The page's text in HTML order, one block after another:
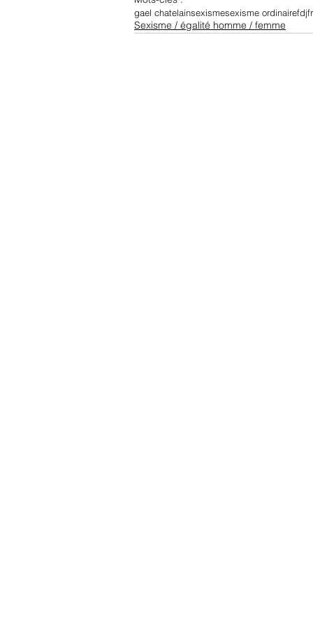
gael chatelainsexismesexisme ordinairefdj
Sexisme / égalité homme / femme